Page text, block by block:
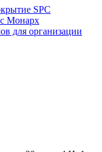
SPC
Монарх
для организации